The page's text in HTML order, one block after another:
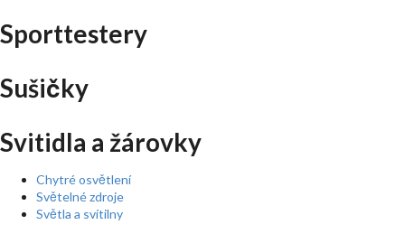
Sporttestery
Sušičky
Svitidla a žárovky
Chytré osvětlení
Světelné zdroje
Světla a svítilny